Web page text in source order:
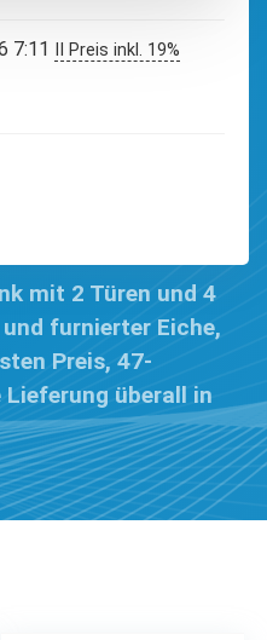
7:11
II Preis inkl. 19%
mit 2 Türen und 4
furnierter Eiche,
Preis, 47-
Lieferung überall in